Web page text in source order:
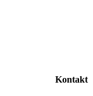
Kontakt